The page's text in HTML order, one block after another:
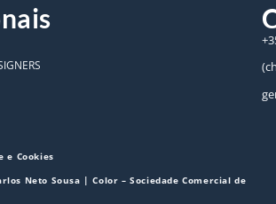
e Cookies
Neto Sousa | Color – Sociedade Comercial de